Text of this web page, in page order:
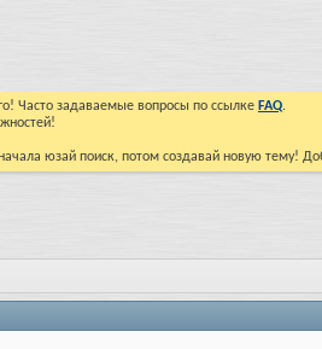
Часто задаваемые вопросы по ссылке FAQ.
юзай поиск, потом создавай новую тему!